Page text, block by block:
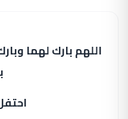
اللهم بارك لهما